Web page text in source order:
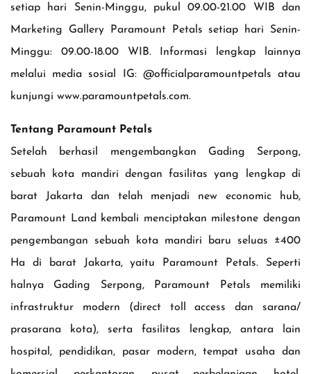
setiap hari Senin-Minggu, pukul 09.00-21.00 WIB dan
Marketing Gallery Paramount Petals setiap hari Senin-
Minggu: 09.00-18.00 WIB. Informasi lengkap lainnya
melalui media sosial IG: @officialparamountpetals atau
kunjungi www.paramountpetals.com.
Tentang Paramount Petals
Setelah berhasil mengembangkan Gading Serpong,
sebuah kota mandiri dengan fasilitas yang lengkap di
barat Jakarta dan telah menjadi new economic hub,
Paramount Land kembali menciptakan milestone dengan
pengembangan sebuah kota mandiri baru seluas ±400
Ha di barat Jakarta, yaitu Paramount Petals. Seperti
halnya Gading Serpong, Paramount Petals memiliki
infrastruktur modern (direct toll access dan sarana/
prasarana kota), serta fasilitas lengkap, antara lain
hospital, pendidikan, pasar modern, tempat usaha dan